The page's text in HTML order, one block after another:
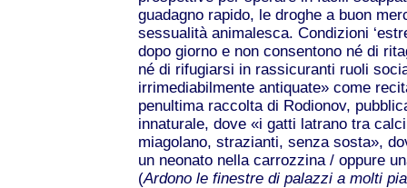
guadagno rapido, le droghe a buon
sessualità animalesca. Condizioni
dopo giorno e non consentono né di
né di rifugiarsi in rassicuranti ruoli
irrimediabilmente antiquate» come
penultima raccolta di Rodionov,
innaturale, dove «i gatti latrano tra
miagolano, strazianti, senza sosta»,
un neonato nella carrozzina / oppure
(Ardono le finestre di palazzi a molti